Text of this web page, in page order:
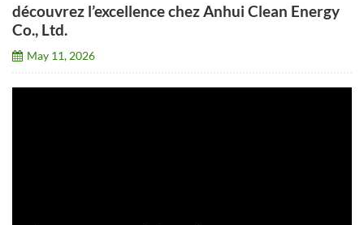
découvrez l’excellence chez Anhui Clean Energy
Co., Ltd.
May 11, 2026